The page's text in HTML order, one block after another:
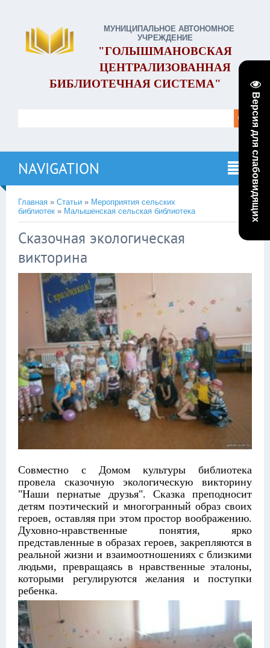
Версия для слабовидящих
МУНИЦИПАЛЬНОЕ АВТОНОМНОЕ
УЧРЕЖДЕНИЕ
"ГОЛЫШМАНОВСКАЯ
ЦЕНТРАЛИЗОВАННАЯ
БИБЛИОТЕЧНАЯ СИСТЕМА"
NAVIGATION
Главная » Статьи » Мероприятия сельских
библиотек » Малышенская сельская библиотека
Cказочная экологическая
викторина
Совместно с Домом культуры библиотека
провела сказочную экологическую викторину
"Наши пернатые друзья". Сказка преподносит
детям поэтический и многогранный образ своих
героев, оставляя при этом простор воображению.
Духовно-нравственные понятия, ярко
представленные в образах героев, закрепляются в
реальной жизни и взаимоотношениях с близкими
людьми, превращаясь в нравственные эталоны,
которыми регулируются желания и поступки
ребенка.